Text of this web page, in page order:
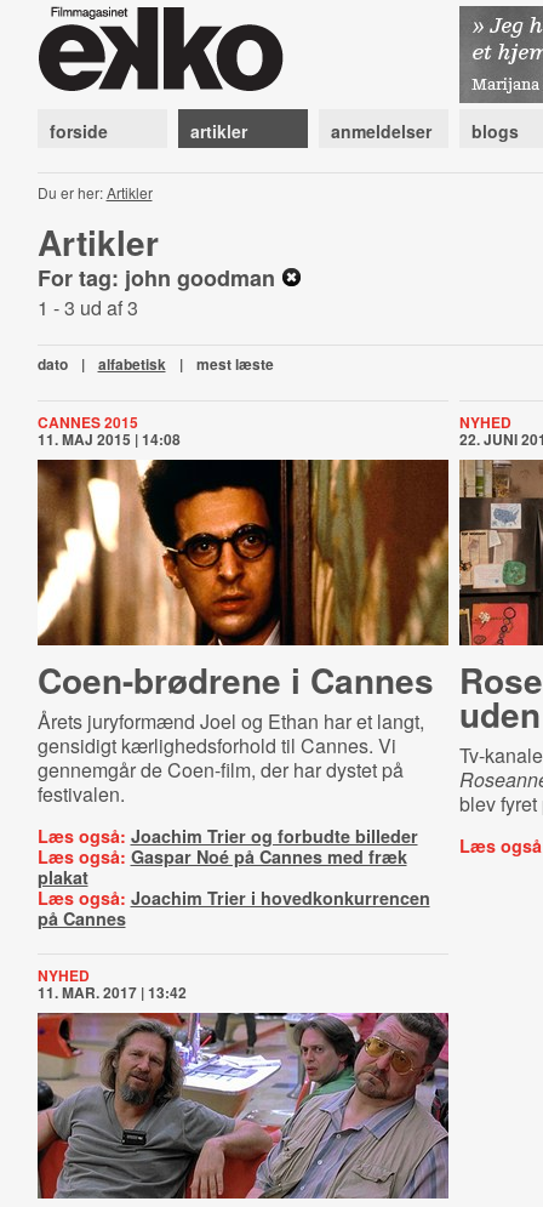
forside artikler anmeldelser blogs
Du er her:Artikler
Artikler
For tag: john goodman
1 - 3 ud af 3
dato | alfabetisk | mest læste
CANNES 2015
11. MAJ 2015 | 14:08
Coen-brødrene i Cannes
Årets juryformænd Joel og Ethan har et langt,
gensidigt kærlighedsforhold til Cannes. Vi
gennemgår de Coen-film, der har dystet på
festivalen.
Læs også: Joachim Trier og forbudte billeder
Læs også: Gaspar Noé på Cannes med fræk
plakat
Læs også: Joachim Trier i hovedkonkurrencen
på Cannes
NYHED
22. JUNI
Tv-
blev
Læs
NYHED
11. MAR. 2017 | 13:42